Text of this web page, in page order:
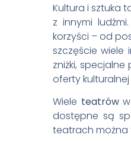
Kultura i sztuka
z innymi
korzyści – od
szczęście
zniżki,
oferty
Wiele teatróww
dostępne są
teatrach można